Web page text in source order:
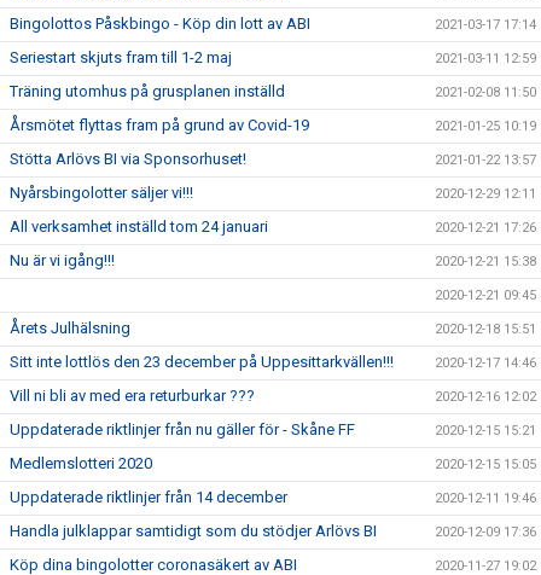
Bingolottos Påskbingo - Köp din lott av ABI 2021-03-17 17:14
Seriestart skjuts fram till 1-2 maj 2021-03-11 12:59
Träning utomhus på grusplanen inställd 2021-02-08 11:50
Årsmötet flyttas fram på grund av Covid-19 2021-01-25 10:19
Stötta Arlövs BI via Sponsorhuset! 2021-01-22 13:57
Nyårsbingolotter säljer vi!!! 2020-12-29 12:11
All verksamhet inställd tom 24 januari 2020-12-21 17:26
Nu är vi igång!!! 2020-12-21 15:38
2020-12-21 09:45
Årets Julhälsning 2020-12-18 15:51
Sitt inte lottlös den 23 december på Uppesittarkvällen!!! 2020-12-17 14:46
Vill ni bli av med era returburkar ??? 2020-12-16 12:02
Uppdaterade riktlinjer från nu gäller för - Skåne FF 2020-12-15 15:21
Medlemslotteri 2020 2020-12-15 15:05
Uppdaterade riktlinjer från 14 december 2020-12-11 19:46
Handla julklappar samtidigt som du stödjer Arlövs BI 2020-12-09 17:36
Köp dina bingolotter coronasäkert av ABI 2020-11-27 19:02